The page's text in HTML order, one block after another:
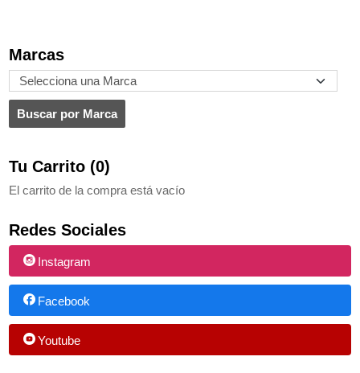
Marcas
Tu Carrito (0)
El carrito de la compra está vacío
Redes Sociales
Instagram
Facebook
Youtube